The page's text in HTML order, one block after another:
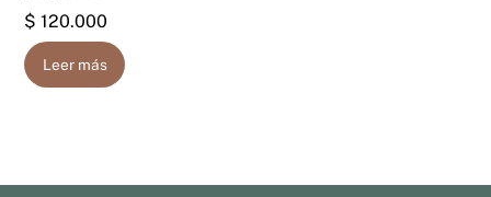
$ 120.000
Leer más